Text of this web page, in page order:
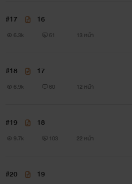
#17 16
6.3k 61 13 หน้า
#18 17
6.9k 60 12 หน้า
#19 18
9.7k 103 22 หน้า
#20 19